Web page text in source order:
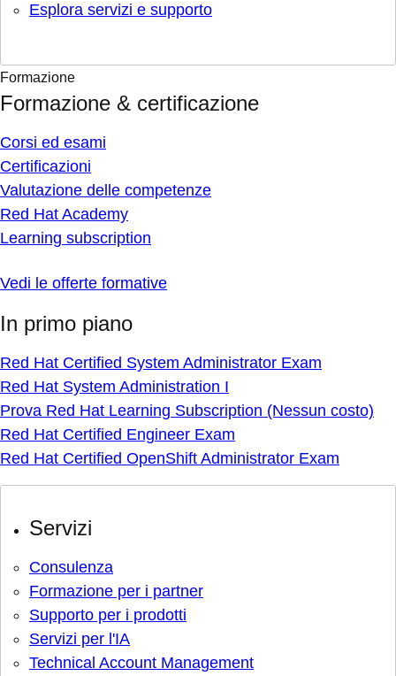
Esplora servizi e supporto
Formazione
Formazione & certificazione
Corsi ed esami
Certificazioni
Valutazione delle competenze
Red Hat Academy
Learning subscription
Vedi le offerte formative
In primo piano
Red Hat Certified System Administrator Exam
Red Hat System Administration I
Prova Red Hat Learning Subscription (Nessun costo)
Red Hat Certified Engineer Exam
Red Hat Certified OpenShift Administrator Exam
Servizi
Consulenza
Formazione per i partner
Supporto per i prodotti
Servizi per l'IA
Technical Account Management